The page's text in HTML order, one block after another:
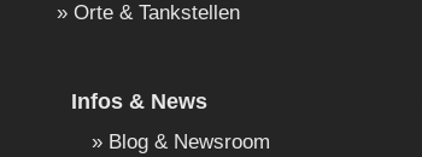
Orte & Tankstellen
Infos & News
Blog & Newsroom